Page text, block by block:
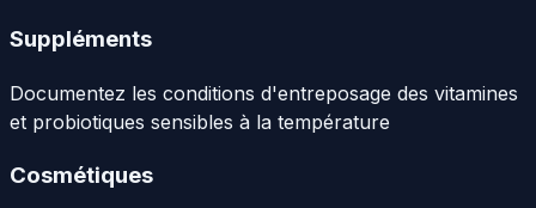
Suppléments
Documentez les conditions d'entreposage des vitamines
et probiotiques sensibles à la température
Cosmétiques